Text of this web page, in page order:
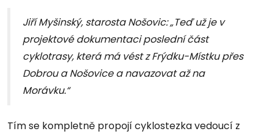
Jiří Myšinský, starosta Nošovic: „Teď už je v
projektové dokumentaci poslední část
cyklotrasy, která má vést z Frýdku-Místku přes
Dobrou a Nošovice a navazovat až na
Morávku.“
Tím se kompletně propojí cyklostezka vedoucí z